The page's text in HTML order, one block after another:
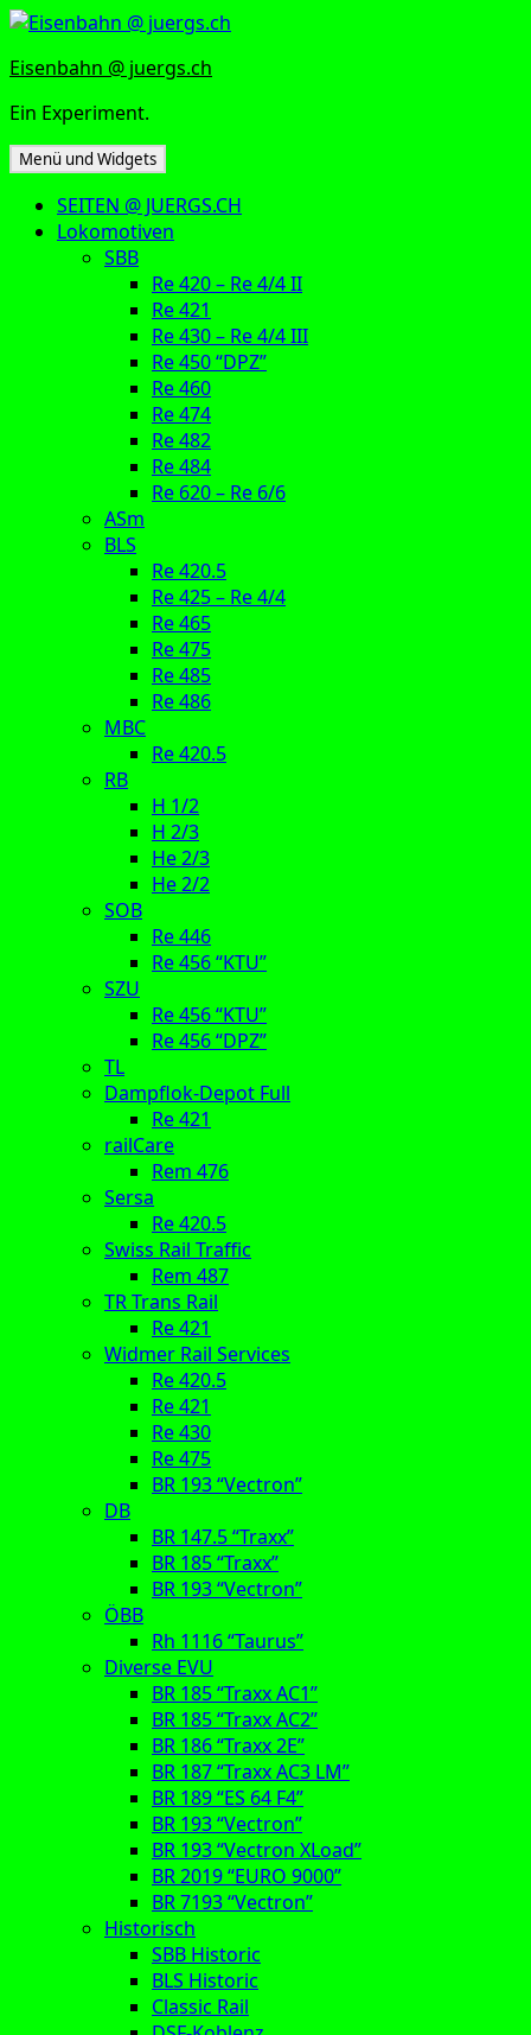
Zum
springen
Eisenbahn @ juergs.ch
Ein Experiment.
Menü und Widgets
SEITEN @ JUERGS.CH
Lokomotiven
SBB
Re 420 – Re 4/4 II
Re 421
Re 430 – Re 4/4 III
Re 450 “DPZ”
Re 460
Re 474
Re 482
Re 484
Re 620 – Re 6/6
ASm
BLS
Re 420.5
Re 425 – Re 4/4
Re 465
Re 475
Re 485
Re 486
MBC
Re 420.5
RB
H 1/2
H 2/3
He 2/3
He 2/2
SOB
Re 446
Re 456 “KTU”
SZU
Re 456 “KTU”
Re 456 “DPZ”
TL
Dampflok-Depot Full
Re 421
railCare
Rem 476
Sersa
Re 420.5
Swiss Rail Traffic
Rem 487
TR Trans Rail
Re 421
Widmer Rail Services
Re 420.5
Re 421
Re 430
Re 475
BR 193 “Vectron”
DB
BR 147.5 “Traxx”
BR 185 “Traxx”
BR 193 “Vectron”
ÖBB
Rh 1116 “Taurus”
Diverse EVU
BR 185 “Traxx AC1”
BR 185 “Traxx AC2”
BR 186 “Traxx 2E”
BR 187 “Traxx AC3 LM”
BR 189 “ES 64 F4”
BR 193 “Vectron”
BR 193 “Vectron XLoad”
BR 2019 “EURO 9000”
BR 7193 “Vectron”
Historisch
SBB Historic
BLS Historic
Classic Rail